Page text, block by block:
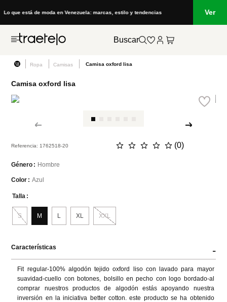
Outfits de temporada: jeans, vestidos, calzados y mucho más Ver
Buscar
Ropa Camisas Camisa oxford lisa
Camisa oxford lisa
Referencia: 1762518-20 ☆ ☆ ☆ ☆ ☆ (0)
Género Hombre
Color Azul
Talla
L
M
S XL XXL
Características -
Fit regular-100% algodón tejido oxford liso con lavado para mayor
suavidad-cuello con botones, bolsillo en pecho con logo bordado-al
comprar nuestros productos de algodón estás apoyando nuestra
inversión en la iniciativa better cotton. este producto se ha obtenido